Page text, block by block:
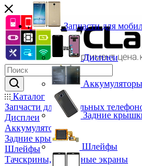
Каталог
Запчасти для мобильных
Дисплеи
Аккумуляторы
Задние крышки
Шлейфы
Тачскрины, сенсорные экраны
Запчасти для
Дисплеи
Аккумуляторы
Задние
Шлейфы